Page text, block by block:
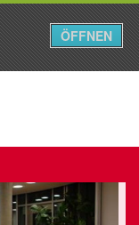
Menü
ÖFFNEN